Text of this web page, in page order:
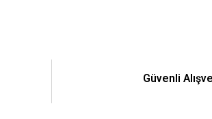
Güvenli